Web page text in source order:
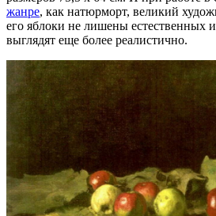
жанре, как натюрморт, великий
его яблоки не лишены естественных
выглядят еще более реалистично.